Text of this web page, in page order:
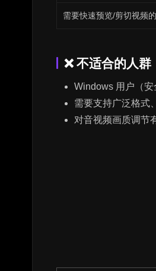
需要快速预览/剪切视频
❌ 不适合的人群
Windows 用户（安
需要支持广泛格式
对音视频画质调节